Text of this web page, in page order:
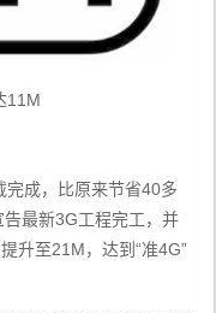
11M
成，比原来节省40多
最新3G工程完工，并
升至21M，达到“准4G”